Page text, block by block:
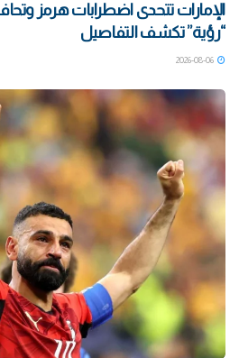
الإمارات تتحدى اضطرابات هرمز
“رؤية” تكشف التفاصيل